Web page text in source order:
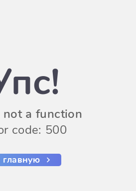
not a function
code: 500